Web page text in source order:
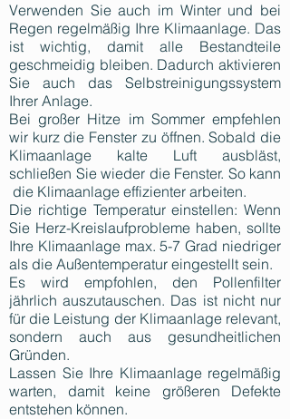
Verwenden Sie auch im Winter und bei
Regen regelmäßig Ihre Klimaanlage. Das
ist wichtig, damit alle Bestandteile
geschmeidig bleiben. Dadurch aktivieren
Sie auch das Selbstreinigungssystem
Ihrer Anlage.
Bei großer Hitze im Sommer empfehlen
wir kurz die Fenster zu öffnen. Sobald die
Klimaanlage kalte Luft ausbläst,
schließen Sie wieder die Fenster. So kann
die Klimaanlage effizienter arbeiten.
Die richtige Temperatur einstellen: Wenn
Sie Herz-Kreislaufprobleme haben, sollte
Ihre Klimaanlage max. 5-7 Grad niedriger
als die Außentemperatur eingestellt sein.
Es wird empfohlen, den Pollenfilter
jährlich auszutauschen. Das ist nicht nur
für die Leistung der Klimaanlage relevant,
sondern auch aus gesundheitlichen
Gründen.
Lassen Sie Ihre Klimaanlage regelmäßig
warten, damit keine größeren Defekte
entstehen können.